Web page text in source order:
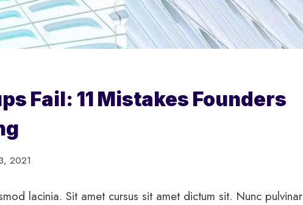
Fail: 11 Mistakes Founders
2021
lacinia. Sit amet cursus sit amet dictum sit. Nunc pulvinar